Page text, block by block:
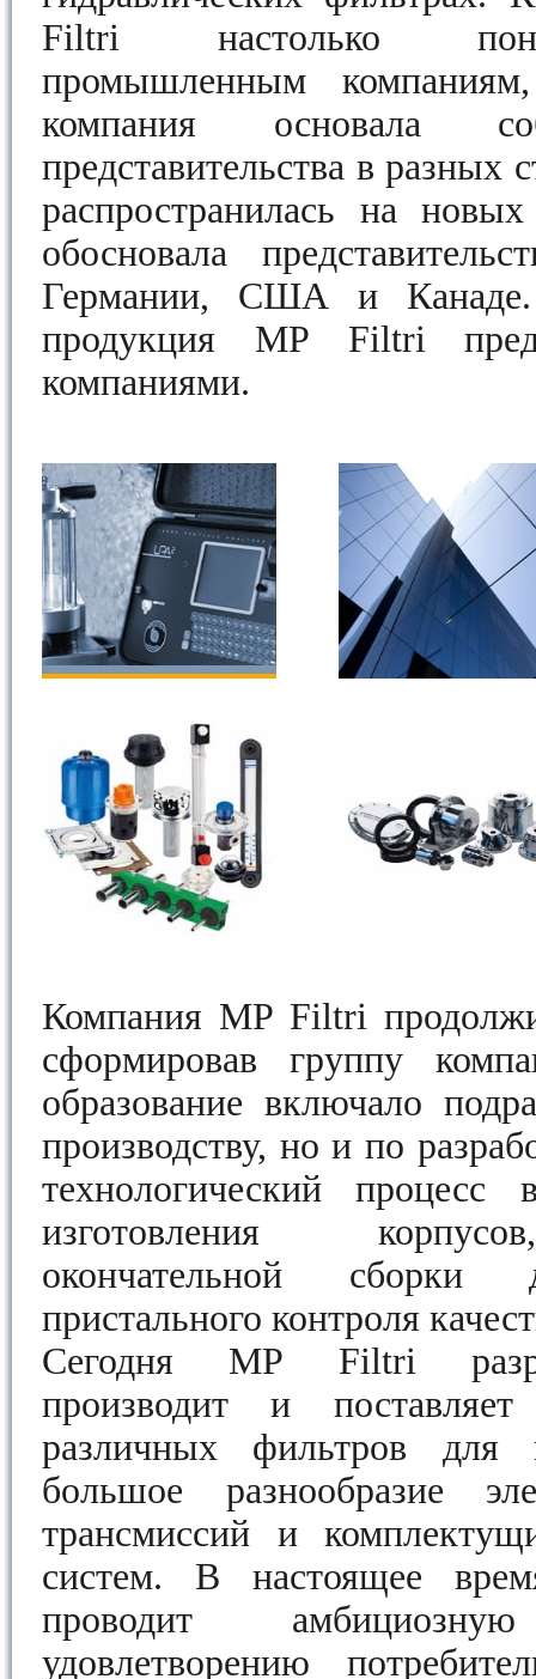
Filtri настолько
промышленным
компания основала
представительства в
распространилась на
обосновала
Германии, США и
продукция MP Filtri
компаниями.
Компания MP Filtri
сформировав группу
образование включало
производству, но и по
технологический
изготовления
окончательной
пристального контроля
Сегодня MP Filtri
производит и
различных фильтров для
большое разнообразие
трансмиссий и
систем. В настоящее
проводит
удовлетворению